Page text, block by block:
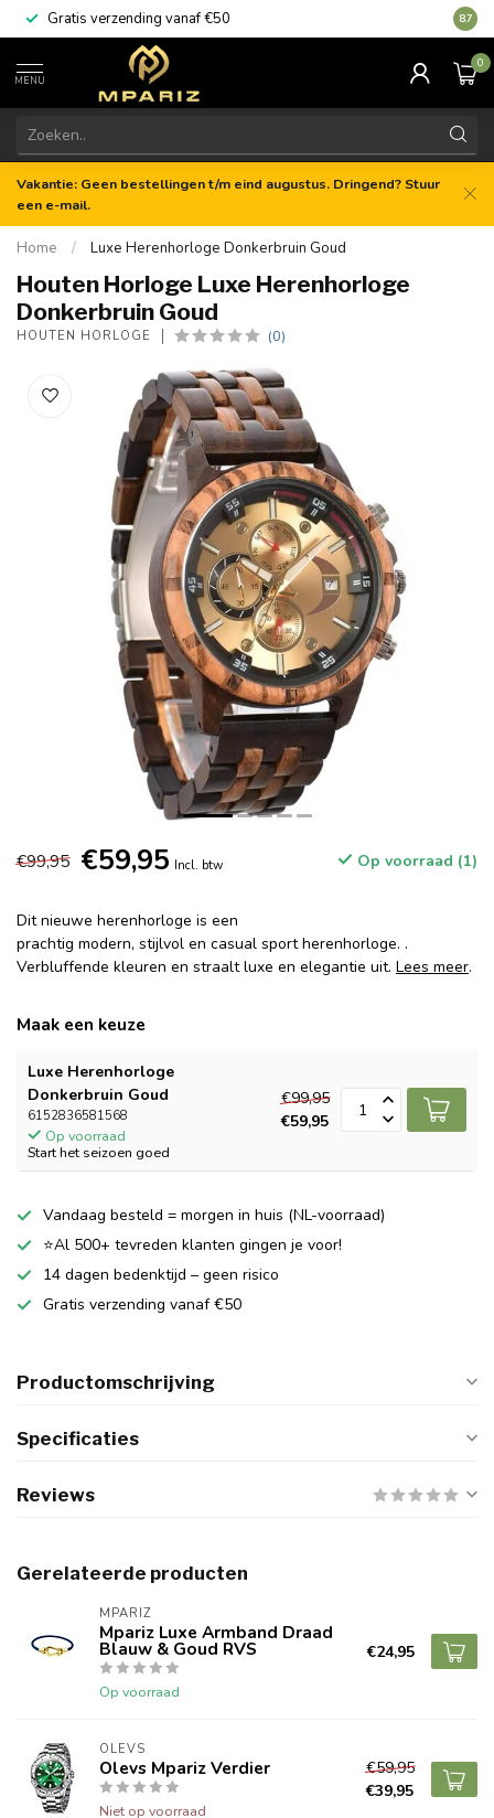
Gratis verzending vanaf €50 8.7
MENU
0
Vakantie: Geen bestellingen t/m eind augustus. Dringend? Stuur
een e-mail.
Home / Luxe Herenhorloge Donkerbruin Goud
Houten Horloge Luxe Herenhorloge
Donkerbruin Goud
HOUTEN HORLOGE (0)
€99,95 €59,95 Incl. btw Op voorraad (1)
Dit nieuwe herenhorloge is een
prachtig modern, stijlvol en casual sport herenhorloge. .
Verbluffende kleuren en straalt luxe en elegantie uit. Lees meer.
Maak een keuze
Luxe Herenhorloge
Donkerbruin Goud
6152836581568
Op voorraad
Start het seizoen goed
€99,95
€59,95
Vandaag besteld = morgen in huis (NL-voorraad)
⭐Al 500+ tevreden klanten gingen je voor!
14 dagen bedenktijd – geen risico
Gratis verzending vanaf €50
Productomschrijving
Specificaties
Reviews
Gerelateerde producten
MPARIZ
Mpariz Luxe Armband Draad
Blauw & Goud RVS
Op voorraad
€24,95
OLEVS
Olevs Mpariz Verdier
Niet op voorraad
€59,95
€39,95